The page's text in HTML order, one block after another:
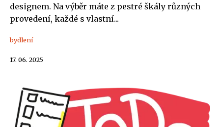
designem. Na výběr máte z pestré škály různých
provedení, každé s vlastní...
bydlení
17. 06. 2025